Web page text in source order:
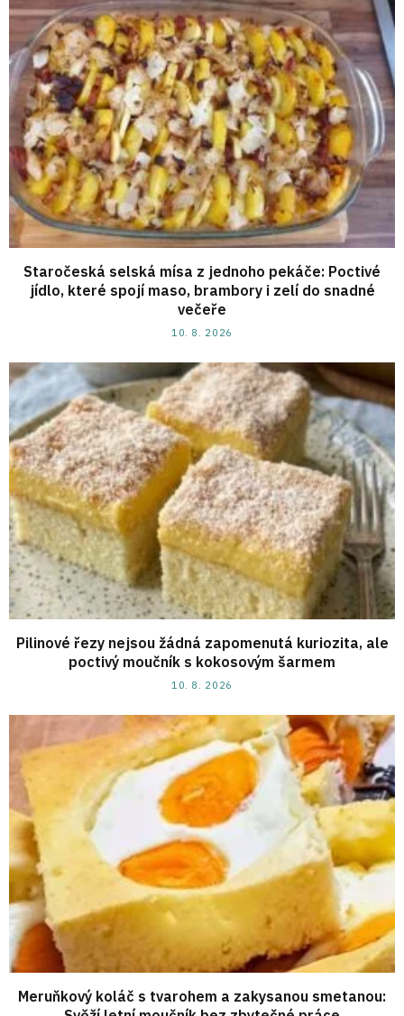
Staročeská selská mísa z jednoho pekáče: Poctivé
jídlo, které spojí maso, brambory i zelí do snadné
večeře
10. 8. 2026
Pilinové řezy nejsou žádná zapomenutá kuriozita, ale
poctivý moučník s kokosovým šarmem
10. 8. 2026
Meruňkový koláč s tvarohem a zakysanou smetanou: